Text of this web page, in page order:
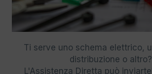
Ti serve uno schema elettrico,
distribuzione o altro?
L'Assistenza Diretta può